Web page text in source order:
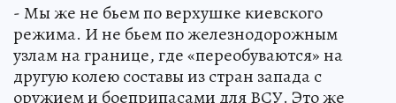
- Мы же не бьем по верхушке киевского
режима. И не бьем по железнодорожным
узлам на границе, где «переобуваются» на
другую колею составы из стран запада с
оружием и боеприпасами для ВСУ. Это же